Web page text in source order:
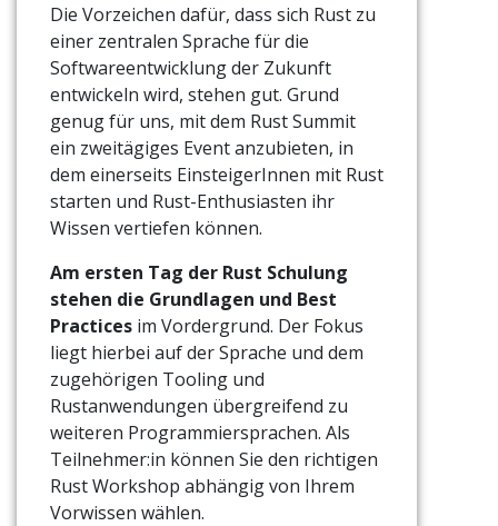
Die Vorzeichen dafür, dass sich Rust zu
einer zentralen Sprache für die
Softwareentwicklung der Zukunft
entwickeln wird, stehen gut. Grund
genug für uns, mit dem Rust Summit
ein zweitägiges Event anzubieten, in
dem einerseits EinsteigerInnen mit Rust
starten und Rust-Enthusiasten ihr
Wissen vertiefen können.
Am ersten Tag der Rust Schulung
stehen die Grundlagen und Best
Practices im Vordergrund. Der Fokus
liegt hierbei auf der Sprache und dem
zugehörigen Tooling und
Rustanwendungen übergreifend zu
weiteren Programmiersprachen. Als
Teilnehmer:in können Sie den richtigen
Rust Workshop abhängig von Ihrem
Vorwissen wählen.